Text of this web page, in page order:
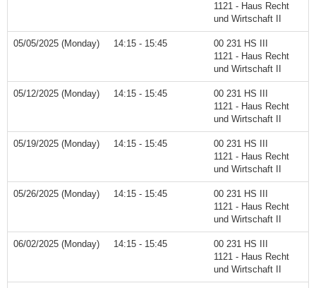
1121 - Haus Recht
und Wirtschaft II
05/05/2025 (Monday) 14:15 - 15:45
00 231 HS III
1121 - Haus Recht
und Wirtschaft II
05/12/2025 (Monday) 14:15 - 15:45
00 231 HS III
1121 - Haus Recht
und Wirtschaft II
05/19/2025 (Monday) 14:15 - 15:45
00 231 HS III
1121 - Haus Recht
und Wirtschaft II
05/26/2025 (Monday) 14:15 - 15:45
00 231 HS III
1121 - Haus Recht
und Wirtschaft II
06/02/2025 (Monday) 14:15 - 15:45
00 231 HS III
1121 - Haus Recht
und Wirtschaft II